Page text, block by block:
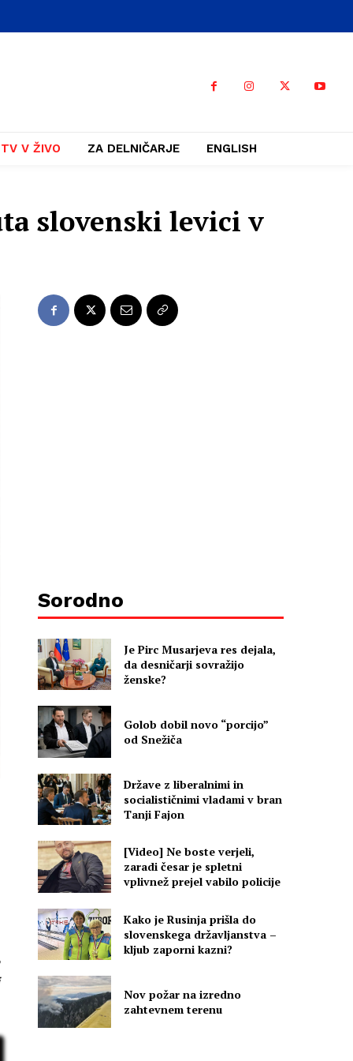
TV V ŽIVO ZA DELNIČARJE ENGLISH
slovenski levici v
Sorodno
Je Pirc Musarjeva res dejala,
da desničarji sovražijo
ženske?
Golob dobil novo “porcijo”
od Snežiča
Države z liberalnimi in
socialističnimi vladami v bran
Tanji Fajon
[Video] Ne boste verjeli,
zaradi česar je spletni
vplivnež prejel vabilo policije
Kako je Rusinja prišla do
slovenskega državljanstva –
kljub zaporni kazni?
Nov požar na izredno
zahtevnem terenu